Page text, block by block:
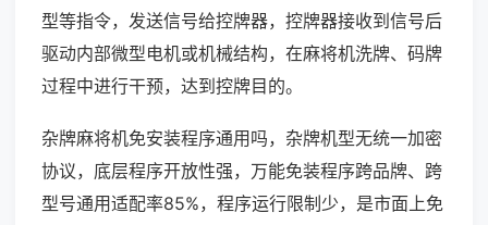
型等指令，发送信号给控牌器，控牌器接收到信号后
驱动内部微型电机或机械结构，在麻将机洗牌、码牌
过程中进行干预，达到控牌目的。
杂牌麻将机免安装程序通用吗，杂牌机型无统一加密
协议，底层程序开放性强，万能免装程序跨品牌、跨
型号通用适配率85%，程序运行限制少，是市面上免